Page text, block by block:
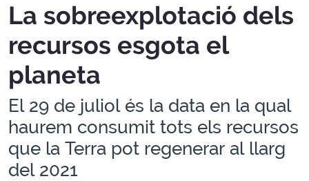
La sobreexplotació dels
recursos esgota el
planeta
El 29 de juliol és la data en la qual
haurem consumit tots els recursos
que la Terra pot regenerar al llarg
del 2021